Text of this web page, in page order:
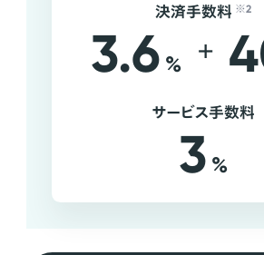
決済手数料 ※2
3.6 % +
サービス手数料
3 %